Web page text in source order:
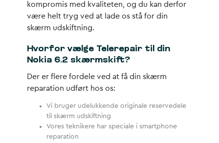
kompromis med kvaliteten, og du kan derfor
være helt tryg ved at lade os stå for din
skærm udskiftning.
Hvorfor vælge Telerepair til din
Nokia 6.2 skærmskift?
Der er flere fordele ved at få din skærm
reparation udført hos os:
Vi bruger udelukkende originale reservedele
til skærm udskiftning
Vores teknikere har speciale i smartphone
reparation